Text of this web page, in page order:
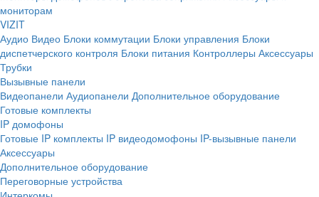
мониторам
VIZIT
Аудио Видео Блоки коммутации Блоки управления Блоки
диспетчерского контроля Блоки питания Контроллеры Аксессуары
Трубки
Вызывные панели
Видеопанели Аудиопанели Дополнительное оборудование
Готовые комплекты
IP домофоны
Готовые IP комплекты IP видеодомофоны IP-вызывные панели
Аксессуары
Дополнительное оборудование
Переговорные устройства